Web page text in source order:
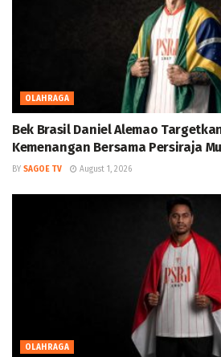
OLAHRAGA
Bek Brasil Daniel Alemao
Kemenangan Bersama Persiraja
BY SAGOE TV August 1, 2026
OLAHRAGA